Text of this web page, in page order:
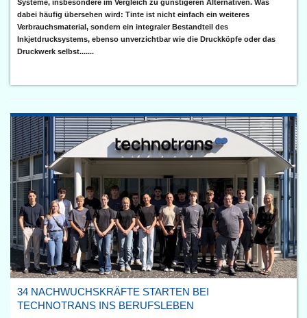
Systeme, insbesondere im Vergleich zu günstigeren Alternativen. Was
dabei häufig übersehen wird: Tinte ist nicht einfach ein weiteres
Verbrauchsmaterial, sondern ein integraler Bestandteil des
Inkjetdrucksystems, ebenso unverzichtbar wie die Druckköpfe oder das
Druckwerk selbst.......
34 NACHWUCHSKRÄFTE STARTEN BEI
TECHNOTRANS INS BERUFSLEBEN